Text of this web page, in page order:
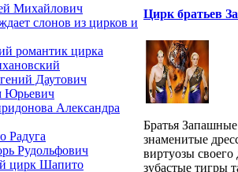
Михайлович
слонов из цирков и
романтик цирка
Даутович
Юрьевич
Александра
Радуга
Рудольфович
цирк Шапито
Цирк братьев
Братья
знаменитые
виртуозы
зубастые тигры